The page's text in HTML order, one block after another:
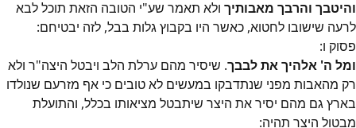
והיטבך והרבך מאבותיך ולא תאמר שע"י הטובה הזאת תוכל לבא
לרעה שישובו לחטוא, כאשר היו בקבוץ גלות בבל, לזה יבטיחם:
פסוק ו:
ומל ה' אלהיך את לבבך. שיסיר מהם ערלת הלב ויבטל היצה"ר ולא
רק מהאבות מפני שנתדבקו במעשים לא טובים כי אף מזרעם שנולדו
בארץ גם מהם יסיר את היצר שיתבטל מציאותו בכלל, והתועלת
מבטול היצר תהיה: